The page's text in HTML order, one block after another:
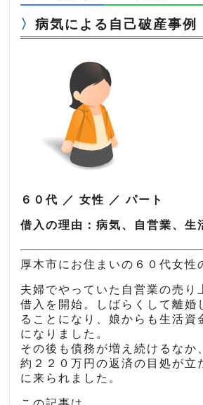
病気による自己破産事例
６０代 ／ 女性 ／ パート
借入の理由：病気、自営業、生
厚木市にお住まいの６０代女性
夫婦でやっていた自営業の売り
借入を開始。しばらくして離婚
ることになり、娘からも生活資
になりました。
その後も債務が増え続けるなか
約２２０万円の返済の目処が立
に来られました。